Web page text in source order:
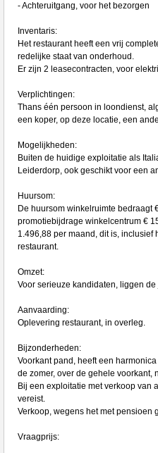
- Achteruitgang, voor het bezorgen
Inventaris:
Het restaurant heeft een vrij
redelijke staat van onderhoud.
Er zijn 2 leasecontracten, voor
Verplichtingen:
Thans één persoon in loondienst,
een koper, op deze locatie, een
Mogelijkheden:
Buiten de huidige exploitatie als
Leiderdorp, ook geschikt voor een
Huursom:
De huursom winkelruimte bedraagt
promotiebijdrage winkelcentrum €
1.496,88 per maand, dit is, inclusief
restaurant.
Omzet:
Voor serieuze kandidaten, liggen
Aanvaarding:
Oplevering restaurant, in overleg.
Bijzonderheden:
Voorkant pand, heeft een
de zomer, over de gehele voorkant,
Bij een exploitatie met verkoop van
vereist.
Verkoop, wegens het met pensioen
Vraagprijs: